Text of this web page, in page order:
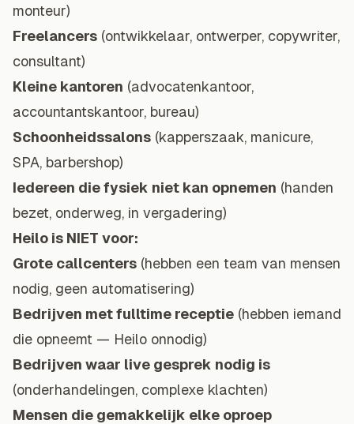
monteur)
Freelancers (ontwikkelaar, ontwerper, copywriter,
consultant)
Kleine kantoren (advocatenkantoor,
accountantskantoor, bureau)
Schoonheidssalons (kapperszaak, manicure,
SPA, barbershop)
Iedereen die fysiek niet kan opnemen (handen
bezet, onderweg, in vergadering)
Heilo is NIET voor:
Grote callcenters (hebben een team van mensen
nodig, geen automatisering)
Bedrijven met fulltime receptie (hebben iemand
die opneemt — Heilo onnodig)
Bedrijven waar live gesprek nodig is
(onderhandelingen, complexe klachten)
Mensen die gemakkelijk elke oproep